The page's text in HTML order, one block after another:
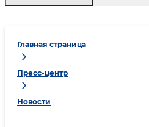
Главная страница
Пресс-центр
Новости